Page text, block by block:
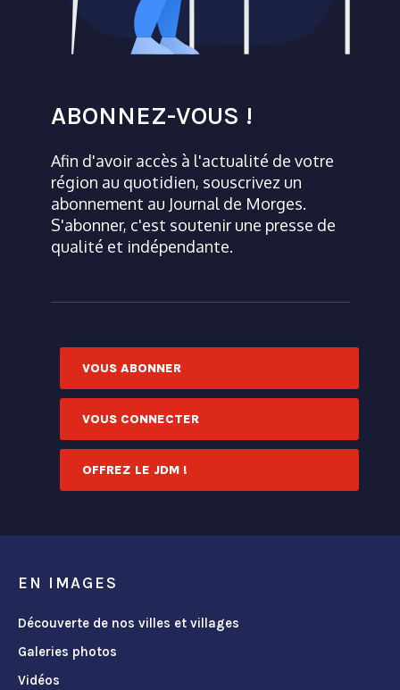
ABONNEZ-VOUS !
Afin d'avoir accès à l'actualité de votre
région au quotidien, souscrivez un
abonnement au Journal de Morges.
S'abonner, c'est soutenir une presse de
qualité et indépendante.
VOUS ABONNER
VOUS CONNECTER
OFFREZ LE JDM !
EN IMAGES
Découverte de nos villes et villages
Galeries photos
Vidéos